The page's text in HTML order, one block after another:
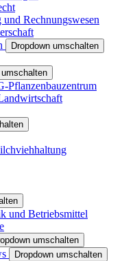
Rechnungswesen
Dropdown umschalten
umschalten
Pflanzenbauzentrum
und Betriebsmittel
umschalten
Dropdown umschalten